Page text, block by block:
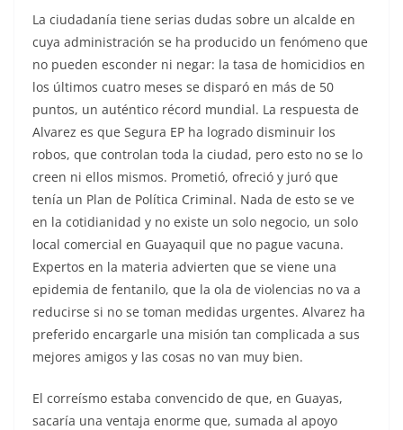
La ciudadanía tiene serias dudas sobre un alcalde en
cuya administración se ha producido un fenómeno que
no pueden esconder ni negar: la tasa de homicidios en
los últimos cuatro meses se disparó en más de 50
puntos, un auténtico récord mundial. La respuesta de
Alvarez es que Segura EP ha logrado disminuir los
robos, que controlan toda la ciudad, pero esto no se lo
creen ni ellos mismos. Prometió, ofreció y juró que
tenía un Plan de Política Criminal. Nada de esto se ve
en la cotidianidad y no existe un solo negocio, un solo
local comercial en Guayaquil que no pague vacuna.
Expertos en la materia advierten que se viene una
epidemia de fentanilo, que la ola de violencias no va a
reducirse si no se toman medidas urgentes. Alvarez ha
preferido encargarle una misión tan complicada a sus
mejores amigos y las cosas no van muy bien.
El correísmo estaba convencido de que, en Guayas,
sacaría una ventaja enorme que, sumada al apoyo